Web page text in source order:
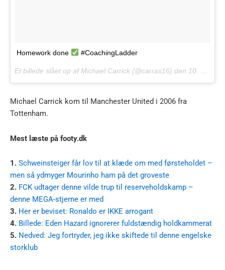
Homework done #CoachingLadder
Et billede slået op af Michael Carrick (@carras16) den 10. Okt 2016 kl. 12:46 PDT
Michael Carrick kom til Manchester United i 2006 fra
Tottenham.
Mest læste på footy.dk
1. Schweinsteiger får lov til at klæde om med førsteholdet –
men så ydmyger Mourinho ham på det groveste
2. FCK udtager denne vilde trup til reserveholdskamp –
denne MEGA-stjerne er med
3. Her er beviset: Ronaldo er IKKE arrogant
4. Billede: Eden Hazard ignorerer fuldstændig holdkammerat
5. Nedved: Jeg fortryder, jeg ikke skiftede til denne engelske
storklub